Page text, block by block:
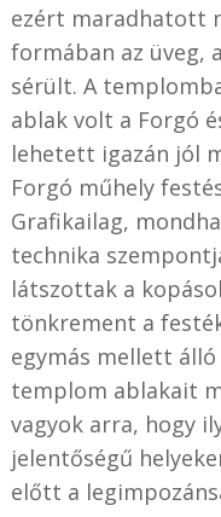
ezért maradhatott
formában az üveg,
sérült. A
ablak volt a Forgó
lehetett igazán jól
Forgó műhely
Grafikailag,
technika
látszottak a
tönkrement a
egymás mellett álló
templom ablakait
vagyok arra, hogy
jelentőségű
előtt a